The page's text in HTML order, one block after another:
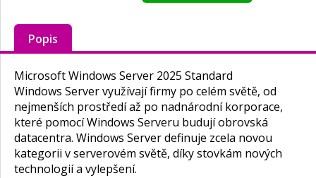
Popis
Microsoft Windows Server 2025 Standard
Windows Server využívají firmy po celém světě, od
nejmenších prostředí až po nadnárodní korporace,
které pomocí Windows Serveru budují obrovská
datacentra. Windows Server definuje zcela novou
kategorii v serverovém světě, díky stovkám nových
technologií a vylepšení.